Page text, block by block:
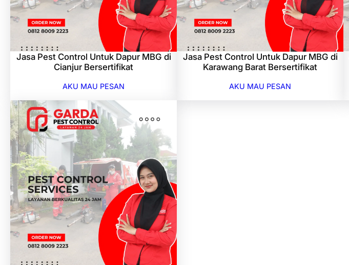
Jasa Pest Control Untuk Dapur MBG di
Cianjur Bersertifikat
AKU MAU PESAN
Jasa Pest Control Untuk Dapur MBG di
Karawang Barat Bersertifikat
AKU MAU PESAN